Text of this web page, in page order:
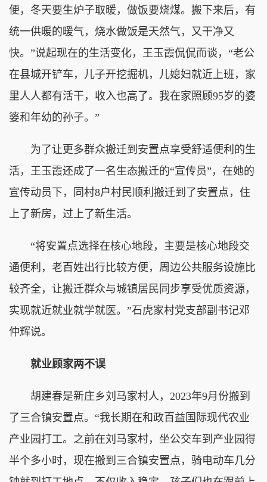
便，冬天要生炉子取暖，做饭要烧煤。搬下来后，有
统一供暖的暖气，烧水做饭是天然气，又干净又
快。”说起现在的生活变化，王玉霞侃侃而谈，“老公
在县城开铲车，儿子开挖掘机，儿媳妇就近上班，家
里人人都有活干，收入也高了。我在家照顾95岁的婆
婆和年幼的孙子。”
为了让更多群众搬迁到安置点享受舒适便利的生
活，王玉霞还成了一名生态搬迁的“宣传员”，在她的
宣传动员下，同村8户村民顺利搬迁到了安置点，住
上了新房，过上了新生活。
“将安置点选择在核心地段，主要是核心地段交
通便利，老百姓出行比较方便，周边公共服务设施比
较齐全，让搬迁群众与城镇居民同步享受优质资源，
实现就近就业就学就医。”石虎家村党支部副书记邓
仲辉说。
就业顾家两不误
胡建春是新庄乡刘马家村人，2023年9月份搬到
了三合镇安置点。“我长期在和政百益国际现代农业
产业园打工。之前在刘马家村，坐公交车到产业园得
半个多小时，现在搬到三合镇安置点，骑电动车几分